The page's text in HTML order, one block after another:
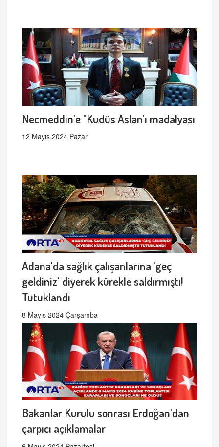
Necmeddin'e "Kudüs Aslan'ı madalyası
12 Mayıs 2024 Pazar
Adana'da sağlık çalışanlarına 'geç
geldiniz' diyerek kürekle saldırmıştı!
Tutuklandı
8 Mayıs 2024 Çarşamba
Bakanlar Kurulu sonrası Erdoğan'dan
çarpıcı açıklamalar